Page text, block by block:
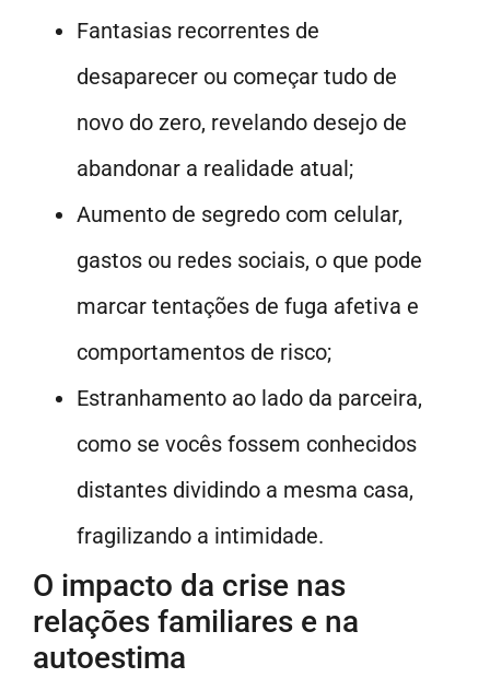
Fantasias recorrentes de
desaparecer ou começar tudo de
novo do zero, revelando desejo de
abandonar a realidade atual;
Aumento de segredo com celular,
gastos ou redes sociais, o que pode
marcar tentações de fuga afetiva e
comportamentos de risco;
Estranhamento ao lado da parceira,
como se vocês fossem conhecidos
distantes dividindo a mesma casa,
fragilizando a intimidade.
O impacto da crise nas
relações familiares e na
autoestima